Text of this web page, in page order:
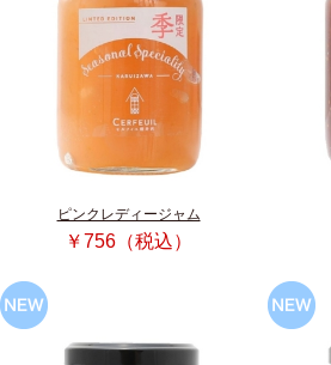
ピンクレディージャム
￥756（税込）